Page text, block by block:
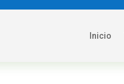
Inicio